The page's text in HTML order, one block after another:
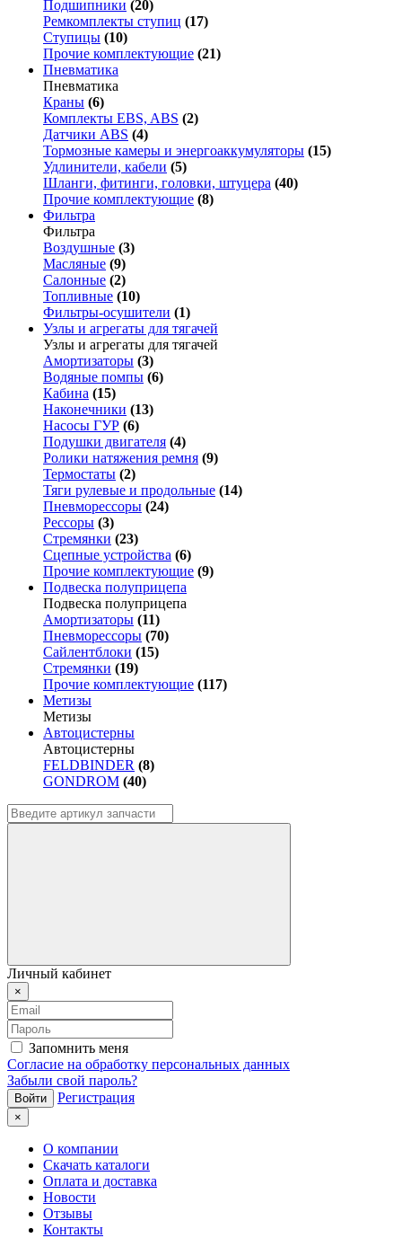
Подшипники (20)
Ремкомплекты ступиц (17)
Ступицы (10)
Прочие комплектующие (21)
Пневматика
Пневматика
Краны (6)
Комплекты EBS, ABS (2)
Датчики ABS (4)
Тормозные камеры и энергоаккумуляторы (15)
Удлинители, кабели (5)
Шланги, фитинги, головки, штуцера (40)
Прочие комплектующие (8)
Фильтра
Фильтра
Воздушные (3)
Масляные (9)
Салонные (2)
Топливные (10)
Фильтры-осушители (1)
Узлы и агрегаты для тягачей
Узлы и агрегаты для тягачей
Амортизаторы (3)
Водяные помпы (6)
Кабина (15)
Наконечники (13)
Насосы ГУР (6)
Подушки двигателя (4)
Ролики натяжения ремня (9)
Термостаты (2)
Тяги рулевые и продольные (14)
Пневморессоры (24)
Рессоры (3)
Стремянки (23)
Сцепные устройства (6)
Прочие комплектующие (9)
Подвеска полуприцепа
Подвеска полуприцепа
Амортизаторы (11)
Пневморессоры (70)
Сайлентблоки (15)
Стремянки (19)
Прочие комплектующие (117)
Метизы
Метизы
Автоцистерны
Автоцистерны
FELDBINDER (8)
GONDROM (40)
Личный кабинет
×
Запомнить меня
Согласие на обработку персональных данных
Забыли свой пароль?
Регистрация
×
О компании
Скачать каталоги
Оплата и доставка
Новости
Отзывы
Контакты